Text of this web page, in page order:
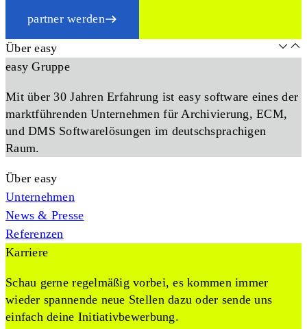
partner werden
Über easy
easy Gruppe
Mit über 30 Jahren Erfahrung ist easy software eines der
marktführenden Unternehmen für Archivierung, ECM,
und DMS Softwarelösungen im deutschsprachigen
Raum.
Über easy
Unternehmen
News & Presse
Referenzen
Karriere
Schau gerne regelmäßig vorbei, es kommen immer
wieder spannende neue Stellen dazu oder sende uns
einfach deine Initiativbewerbung.